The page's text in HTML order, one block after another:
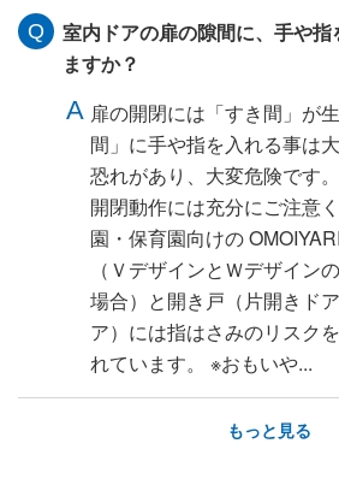
室内ドアの扉の隙間に、手や指
ますか？
扉の開閉には「すき間」が
間」に手や指を入れる事は
恐れがあり、大変危険です
開閉動作には充分にご注意
園・保育園向けの
（ＶデザインとＷデザイン
場合）と開き戸（片開きド
ア）には指はさみのリスク
れています。 ※おもいや...
もっと見る